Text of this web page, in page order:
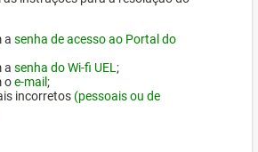
a senha de acesso ao Portal do
a senha do Wi-fi UEL ;
oe-mail;
incorretos (pessoais ou de